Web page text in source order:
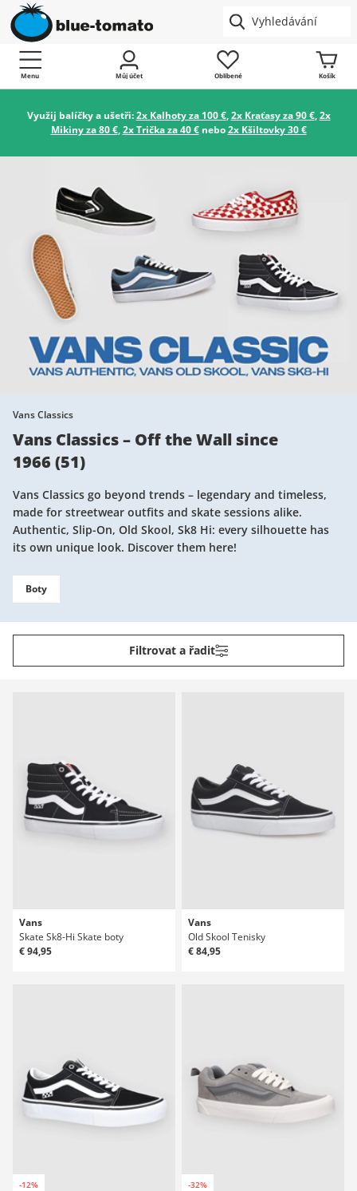
Menu Můj účet Oblíbené Košík
Využij balíčky a ušetři:2x Kalhoty za 100 €,2x Kraťasy za 90 €,2x
Mikiny za 80 €,2x Trička za 40 €nebo2x Kšiltovky 30 €
Vans Classics
Vans Classics – Off the Wall since
1966 (51)
Vans Classics go beyond trends – legendary and timeless,
made for streetwear outfits and skate sessions alike.
Authentic, Slip-On, Old Skool, Sk8 Hi: every silhouette has
its own unique look. Discover them here!
Boty
Filtrovat a řadit
Vans
Skate Sk8-Hi Skate boty
€ 94,95
Vans
Old Skool Tenisky
€ 84,95
-12% -32%